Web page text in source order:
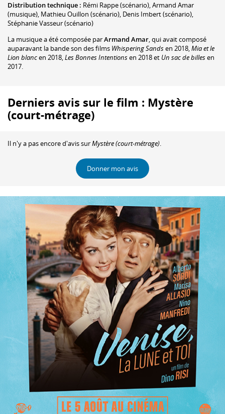
Distribution technique : Rémi Rappe(scénario),Armand Amar
(musique), Mathieu Ouillon (scénario), Denis Imbert(scénario),
Stéphanie Vasseur(scénario)
La musique a été composée parArmand Amar, qui avait composé
auparavant la bande son des films Whispering Sandsen 2018,Mia et le
Lion blancen 2018,Les Bonnes Intentionsen 2018 et Un sac de billesen
2017.
Derniers avis sur le film : Mystère
(court-métrage)
Il n'y a pas encore d'avis surMystère (court-métrage).
Donner mon avis